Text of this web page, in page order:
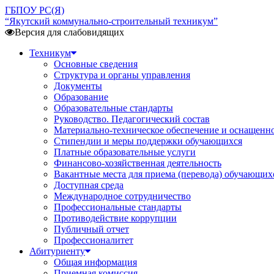
ГБПОУ РС(Я)
“Якутский коммунально-строительный техникум”
Версия для слабовидящих
Техникум
Основные сведения
Структура и органы управления
Документы
Образование
Образовательные стандарты
Руководство. Педагогический состав
Материально-техническое обеспечение и
Стипендии и меры поддержки обучающихся
Платные образовательные услуги
Финансово-хозяйственная деятельность
Вакантные места для приема (перевода)
Доступная среда
Международное сотрудничество
Профессиональные стандарты
Противодействие коррупции
Публичный отчет
Профессионалитет
Абитуриенту
Общая информация